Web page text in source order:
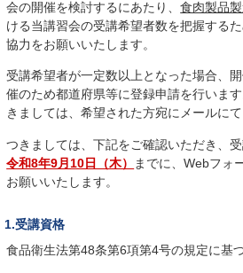
会の開催を検討するにあたり、食肉製品
ける当講習会の受講希望者数を把握する
協力をお願いいたします。
受講希望者が一定数以上となった場合、
催のため都道府県等に登録申請を行いま
きましては、希望された方宛にメールにて
つきましては、下記をご確認いただき、
令和8年9月10日（木）
までに、Webフォ
お願いいたします。
1.受講資格
食品衛生法第48条第6項第4号の規定に基